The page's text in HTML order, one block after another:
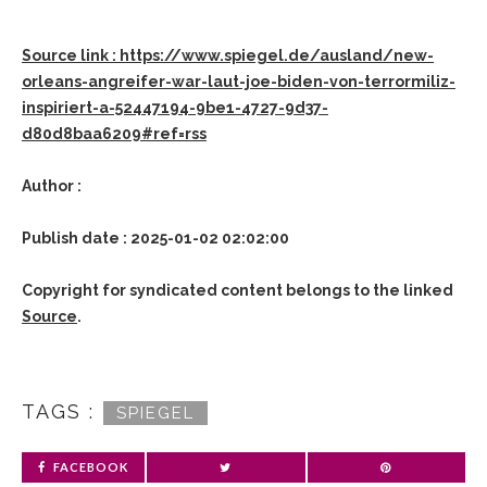
Source link : https://www.spiegel.de/ausland/new-
orleans-angreifer-war-laut-joe-biden-von-terrormiliz-
inspiriert-a-52447194-9be1-4727-9d37-
d80d8baa6209#ref=rss
Author :
Publish date : 2025-01-02 02:02:00
Copyright for syndicated content belongs to the linked
Source.
TAGS : SPIEGEL
FACEBOOK